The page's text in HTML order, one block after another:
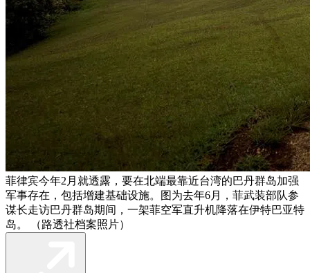
菲律宾今年2月就透露，要在北端最靠近台湾的巴丹群岛加强
军事存在，包括增建基础设施。图为去年6月，菲武装部队参
谋长走访巴丹群岛期间，一架菲空军直升机降落在伊特巴亚特
岛。 （路透社档案照片）